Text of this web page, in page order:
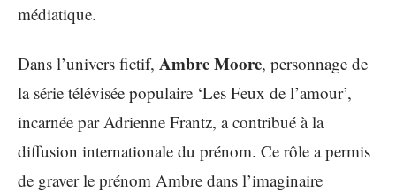
médiatique.
Dans l’univers fictif, Ambre Moore, personnage de
la série télévisée populaire ‘Les Feux de l’amour’,
incarnée par Adrienne Frantz, a contribué à la
diffusion internationale du prénom. Ce rôle a permis
de graver le prénom Ambre dans l’imaginaire